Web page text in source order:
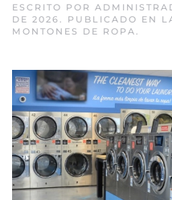
ESCRITO POR
DE 2026. PUBLICADO EN
MONTONES DE ROPA.